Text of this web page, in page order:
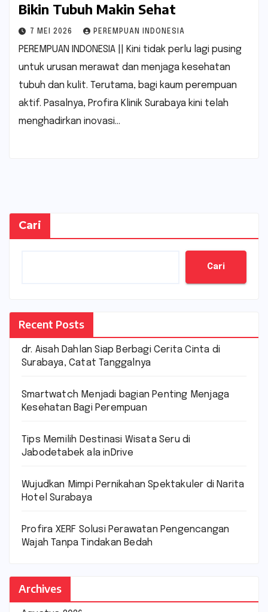
Bikin Tubuh Makin Sehat
7 MEI 2026 PEREMPUAN INDONESIA
PEREMPUAN INDONESIA || Kini tidak perlu lagi pusing
untuk urusan merawat dan menjaga kesehatan
tubuh dan kulit. Terutama, bagi kaum perempuan
aktif. Pasalnya, Profira Klinik Surabaya kini telah
menghadirkan inovasi…
Cari
Cari
Recent Posts
dr. Aisah Dahlan Siap Berbagi Cerita Cinta di
Surabaya, Catat Tanggalnya
Smartwatch Menjadi bagian Penting Menjaga
Kesehatan Bagi Perempuan
Tips Memilih Destinasi Wisata Seru di
Jabodetabek ala inDrive
Wujudkan Mimpi Pernikahan Spektakuler di Narita
Hotel Surabaya
Profira XERF Solusi Perawatan Pengencangan
Wajah Tanpa Tindakan Bedah
Archives